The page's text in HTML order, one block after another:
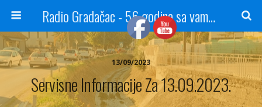
Radio Gradačac - 56 godina sa vama...
13/09/2023
Servisne Informacije Za 13.09.2023.